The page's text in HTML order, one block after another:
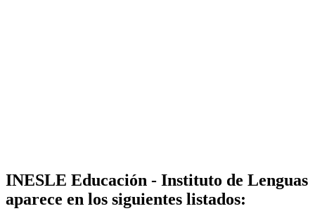
INESLE Educación - Instituto de Lenguas
aparece en los siguientes listados: